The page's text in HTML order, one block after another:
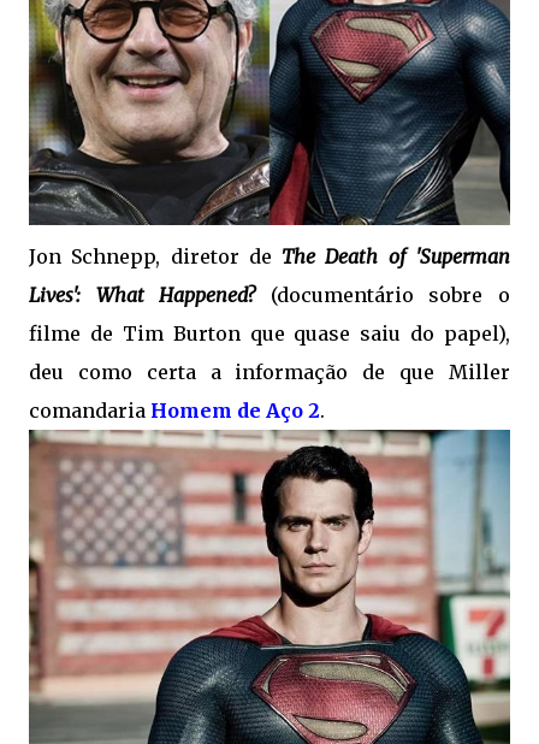
Jon Schnepp, diretor de The Death of 'Superman
Lives': What Happened?(documentário sobre o
filme de Tim Burton que quase saiu do papel),
deu como certa a informação de que Miller
comandaria Homem de Aço 2.